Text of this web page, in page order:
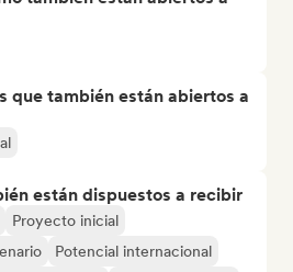
que también están abiertos a
están dispuestos a recibir
Proyecto inicial
Potencial internacional